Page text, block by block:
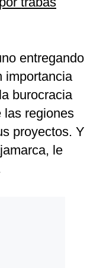
entregando
importancia
burocracia
las regiones
proyectos. Y
le